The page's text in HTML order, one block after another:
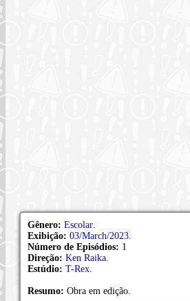
Gênero: Escolar
Exibição: 03/March/2023
Número de Episódios: 1
Direção: Ken Raika
Estúdio: T-Rex
Resumo: Obra em edição.